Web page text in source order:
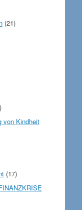
(21)
von Kindheit
(17)